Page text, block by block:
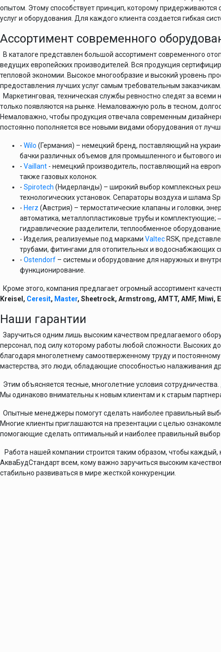
опытом. Этому способствует принцип, которому
услуг и оборудования. Для каждого клиента создается гибкая
Ассортимент современного
В каталоге представлен большой ассортимент современного
ведущих европейских производителей. Вся продукция
тепловой экономии. Высокое многообразие и высокий уровень
предоставления лучших услуг самым требовательным заказчикам.
Маркетинговая, техническая службы ревностно следят за
только появляются на рынке. Немаловажную роль в тесном,
Немаловажно, чтобы продукция отвечала современным
постоянно пополняется все новыми видами оборудования от
- Wilo (Германия) – немецкий бренд, поставляющий на
бачки различных объемов для промышленного и бытового
- Vaillant - немецкий производитель, поставляющий на
также газовых колонок.
- Spirotech (Нидерланды) – широкий выбор комплексных
технологических установок. Сепараторы воздуха и шлама
- Herz (Австрия) – термостатические клапаны и головки,
автоматика, металлопластиковые трубы и
гидравлические разделители, теплообменное
- Изделия, реализуемые под марками Valtec RSK,
трубами, фитингами для отопительных и водоснабжающих
- Ostendorf – системы и оборудование для наружных и
функционирование.
Кроме этого, компания предлагает огромный ассортимент
Kreisel, Ceresit, Master, Sheetrock, Armstrong, AMTT, AMF, Miwi,
Наши гарантии
Заручиться одним лишь высоким качеством предлагаемого
персонал, под силу которому работы любой сложности. Высоких
благодаря многолетнему самоотверженному труду и
мастерства, это люди, обладающие способностью налаживания
Этим объясняется тесные, многолетние условия
Мы одинаково внимательны к новым клиентам и к старым
Опытные менеджеры помогут сделать наиболее правильный
Многие клиенты приглашаются на презентации с целью
помогающие сделать оптимальный и наиболее правильный
Работа нашей компании строится таким образом, чтобы
АкваБудСтандарт всем, кому важно заручиться высоким
стабильно развиваться в мире жесткой конкуренции.